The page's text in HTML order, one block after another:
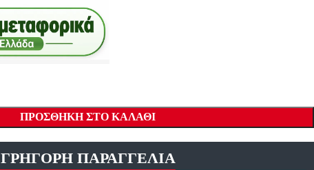
ΠΡΟΣΘΉΚΗ ΣΤΟ ΚΑΛΆΘΙ
ΓΡΗΓΟΡΗ ΠΑΡΑΓΓΕΛΙΑ